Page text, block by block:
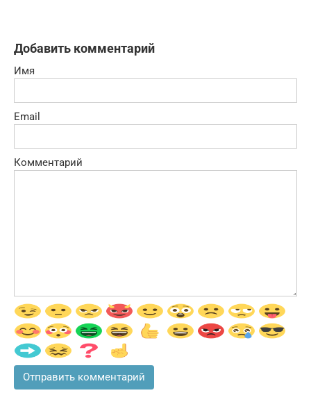
Добавить комментарий
Имя
Email
Комментарий